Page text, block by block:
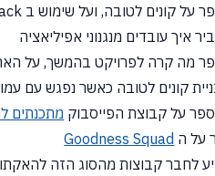
מתכנתים
Goodness Squad